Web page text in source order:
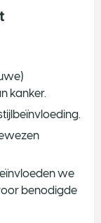
kanker.
we
benodigde